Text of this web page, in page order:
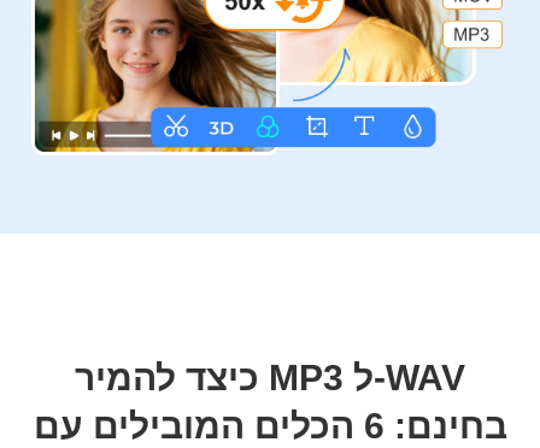
כיצד להמיר MP3 ל-WAV
בחינם: 6 הכלים המובילים עם